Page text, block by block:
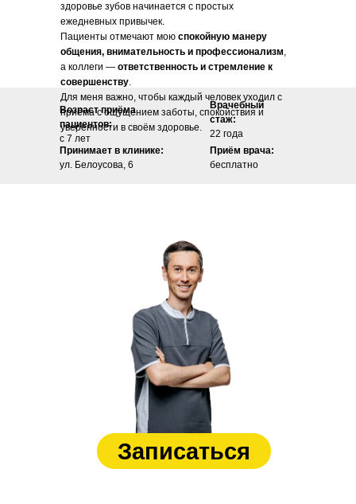
здоровье зубов начинается с простых
ежедневных привычек.
Пациенты отмечают мою спокойную манеру
общения, внимательность и профессионализм,
а коллеги — ответственность и стремление к
совершенству.
Для меня важно, чтобы каждый человек уходил с
приёма с ощущением заботы, спокойствия и
уверенности в своём здоровье.
Записаться
Возраст приёма
пациентов:
с 7 лет
Приём врача:
бесплатно
Принимает в клинике:
ул. Белоусова, 6
Врачебный
стаж:
22 года